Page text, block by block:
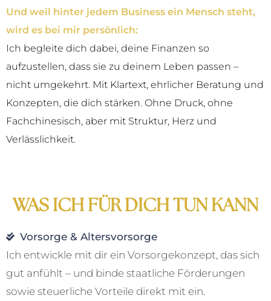
Und weil hinter jedem Business ein Mensch steht,
wird es bei mir persönlich:
Ich begleite dich dabei, deine Finanzen so
aufzustellen, dass sie zu deinem Leben passen –
nicht umgekehrt. Mit Klartext, ehrlicher Beratung und
Konzepten, die dich stärken. Ohne Druck, ohne
Fachchinesisch, aber mit Struktur, Herz und
Verlässlichkeit.
WAS ICH FÜR DICH TUN KANN
Vorsorge & Altersvorsorge
Ich entwickle mit dir ein Vorsorgekonzept, das sich
gut anfühlt – und binde staatliche Förderungen
sowie steuerliche Vorteile direkt mit ein.